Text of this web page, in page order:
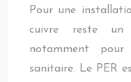
Pour une
cuivre reste un
notamment pour
sanitaire. Le PER